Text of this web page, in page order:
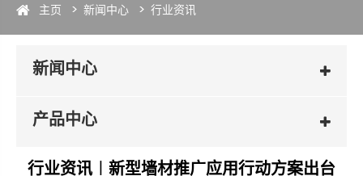
主页 新闻中心 行业资讯
新闻中心
产品中心
行业资讯︱新型墙材推广应用行动方案出台